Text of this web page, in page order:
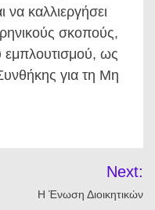
να καλλιεργήσει
σκοπούς,
εμπλουτισμού, ως
για τη Μη
Next:
Η Ένωση Διοικητικών